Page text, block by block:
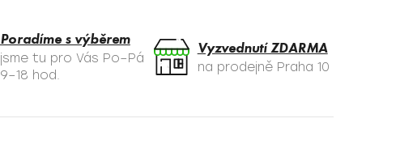
Poradíme s výběrem
jsme tu pro Vás Po–Pá
9–18 hod.
Vyzvednutí ZDARMA
na prodejně Praha 10